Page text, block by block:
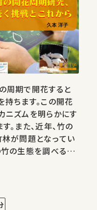
周期で開花すると
ちます。この開花
ニズムを明らかにす
。また、近年、竹の
が問題となってい
の生態を調べるこ